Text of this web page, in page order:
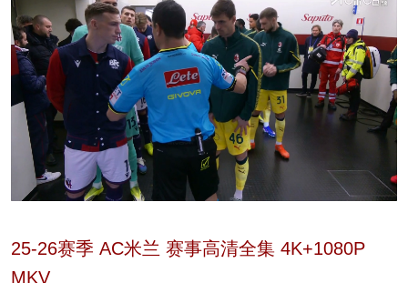
25-26赛季 AC米兰 赛事高清全集 4K+1080P
MKV